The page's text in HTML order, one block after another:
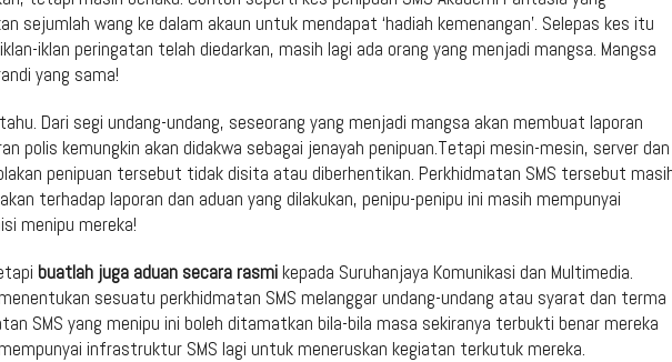
sejumlah wang ke dalam akaun untuk mendapat ‘hadiah kemenangan’. Selepas kes itu
iklan peringatan telah diedarkan, masih lagi ada orang yang menjadi mangsa. Mangsa
yang sama!
Dari segi undang-undang, seseorang yang menjadi mangsa akan membuat laporan
polis kemungkin akan didakwa sebagai jenayah penipuan.Tetapi mesin-mesin, server dan
penipuan tersebut tidak disita atau diberhentikan. Perkhidmatan SMS tersebut
terhadap laporan dan aduan yang dilakukan, penipu-penipu ini masih mempunyai
menipu mereka!
buatlah juga aduan secara rasmi kepada Suruhanjaya Komunikasi dan Multimedia.
sesuatu perkhidmatan SMS melanggar undang-undang atau syarat dan terma
SMS yang menipu ini boleh ditamatkan bila-bila masa sekiranya terbukti benar mereka
infrastruktur SMS lagi untuk meneruskan kegiatan terkutuk mereka.